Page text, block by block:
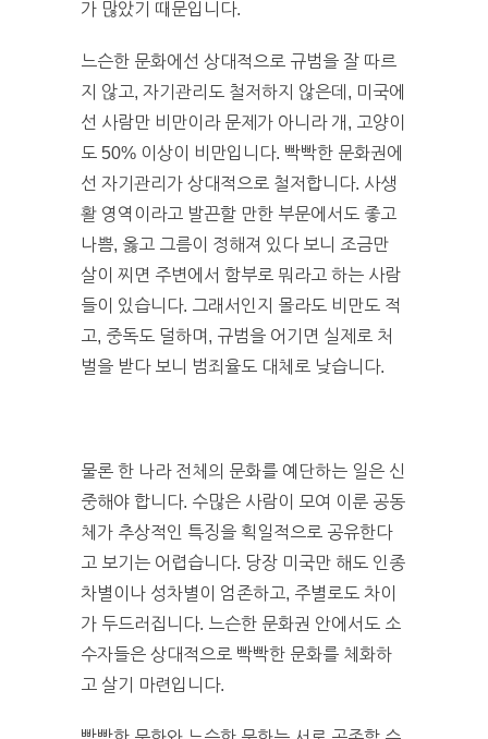
가 많았기 때문입니다.
느슨한 문화에선 상대적으로 규범을 잘 따르
지 않고, 자기관리도 철저하지 않은데, 미국에
선 사람만 비만이라 문제가 아니라 개, 고양이
도 50% 이상이 비만입니다. 빡빡한 문화권에
선 자기관리가 상대적으로 철저합니다. 사생
활 영역이라고 발끈할 만한 부문에서도 좋고
나쁨, 옳고 그름이 정해져 있다 보니 조금만
살이 찌면 주변에서 함부로 뭐라고 하는 사람
들이 있습니다. 그래서인지 몰라도 비만도 적
고, 중독도 덜하며, 규범을 어기면 실제로 처
벌을 받다 보니 범죄율도 대체로 낮습니다.
물론 한 나라 전체의 문화를 예단하는 일은 신
중해야 합니다. 수많은 사람이 모여 이룬 공동
체가 추상적인 특징을 획일적으로 공유한다
고 보기는 어렵습니다. 당장 미국만 해도 인종
차별이나 성차별이 엄존하고, 주별로도 차이
가 두드러집니다. 느슨한 문화권 안에서도 소
수자들은 상대적으로 빡빡한 문화를 체화하
고 살기 마련입니다.